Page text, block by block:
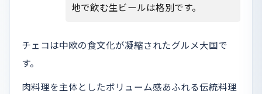
地で飲む生ビールは格別です。
チェコは中欧の食文化が凝縮されたグルメ大国で
す。
肉料理を主体としたボリューム感あふれる伝統料理